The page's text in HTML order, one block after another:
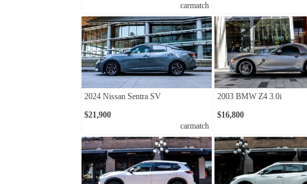
carmatch
2024 Nissan Sentra SV
$21,900
carmatch
2003 BMW Z4 3.0i
$16,800